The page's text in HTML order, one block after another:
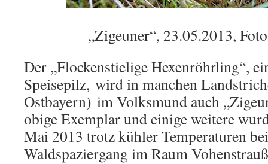
„Zigeuner“, 23.05.2013,
Der „Flockenstielige Hexenröhrling“,
Speisepilz, wird in manchen
Ostbayern) im Volksmund auch
obige Exemplar und einige weitere
Mai 2013 trotz kühler Temperaturen
Waldspaziergang im Raum